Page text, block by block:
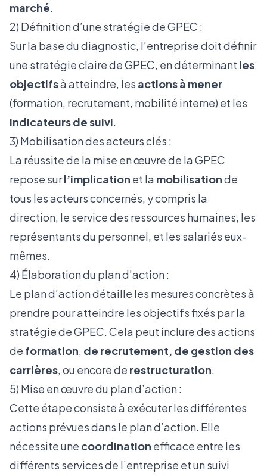
marché.
2) Définition d’une stratégie de GPEC :
Sur la base du diagnostic, l’entreprise doit définir
une stratégie claire de GPEC, en déterminant les
objectifsà atteindre, les actions à mener
(formation, recrutement, mobilité interne) et les
indicateurs de suivi.
3) Mobilisation des acteurs clés :
La réussite de la mise en œuvre de la GPEC
repose surl’implication et la mobilisationde
tous les acteurs concernés, y compris la
direction, le service des ressources humaines, les
représentants du personnel, et les salariés eux-
mêmes.
4) Élaboration du plan d’action :
Le plan d’action détaille les mesures concrètes à
prendre pour atteindre les objectifs fixés par la
stratégie de GPEC. Cela peut inclure des actions
de formation, de recrutement, de gestion des
carrières, ou encore de restructuration.
5) Mise en œuvre du plan d’action :
Cette étape consiste à exécuter les différentes
actions prévues dans le plan d’action. Elle
nécessite une coordination efficace entre les
différents services de l’entreprise et un suivi